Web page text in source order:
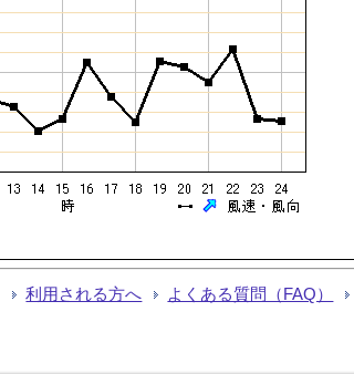
利用される方へ よくある質問（FAQ）